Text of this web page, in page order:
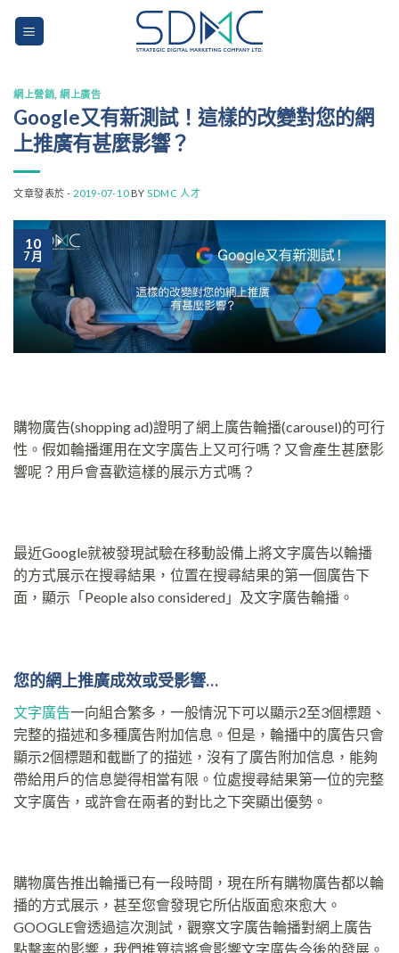
網上營銷 ,網上廣告
Google又有新測試！這樣的改變對您的網
上推廣有甚麼影響？
文章發表於 - 2019-07-10BY SDMC 人才
10
7 月
購物廣告(shopping ad)證明了網上廣告輪播(carousel)的可行
性。假如輪播運用在文字廣告上又可行嗎？又會產生甚麼影
響呢？用戶會喜歡這樣的展示方式嗎？
最近Google就被發現試驗在移動設備上將文字廣告以輪播
的方式展示在搜尋結果，位置在搜尋結果的第一個廣告下
面，顯示「People also considered」及文字廣告輪播。
您的網上推廣成效或受影響…
文字廣告一向組合繁多，一般情況下可以顯示2至3個標題、
完整的描述和多種廣告附加信息。但是，輪播中的廣告只會
顯示2個標題和截斷了的描述，沒有了廣告附加信息，能夠
帶給用戶的信息變得相當有限。位處搜尋結果第一位的完整
文字廣告，或許會在兩者的對比之下突顯出優勢。
購物廣告推出輪播已有一段時間，現在所有購物廣告都以輪
播的方式展示，甚至您會發現它所佔版面愈來愈大。
GOOGLE會透過這次測試，觀察文字廣告輪播對網上廣告
點擊率的影響，我們推算這將會影響文字廣告今後的發展。